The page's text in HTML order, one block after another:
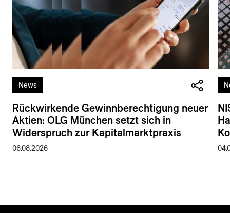
News
Rückwirkende Gewinnberechtigung neuer
Aktien: OLG München setzt sich in
Widerspruch zur Kapitalmarktpraxis
06.08.2026